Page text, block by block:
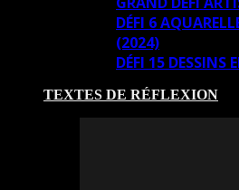
DÉFI 6
(2024)
DÉFI 15 DESSINS
TEXTES DE RÉFLEXION